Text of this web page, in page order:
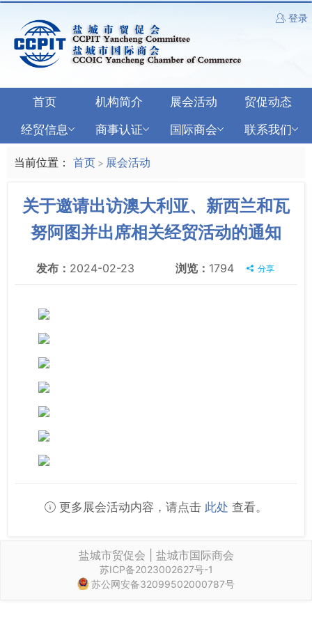
登录
首页 机构简介 展会活动
贸促动态
经贸信息
商事认证 国际商会 联系我们
当前位置： 首页 > 展会活动
关于邀请出访澳大利亚、新西兰和瓦
努阿图并出席相关经贸活动的通知
发布： 2024-02-23 浏览： 1794 分享
更多展会活动内容，请点击 此处 查看。
盐城市贸促会 | 盐城市国际商会
苏ICP备2023002627号-1
苏公网安备32099502000787号